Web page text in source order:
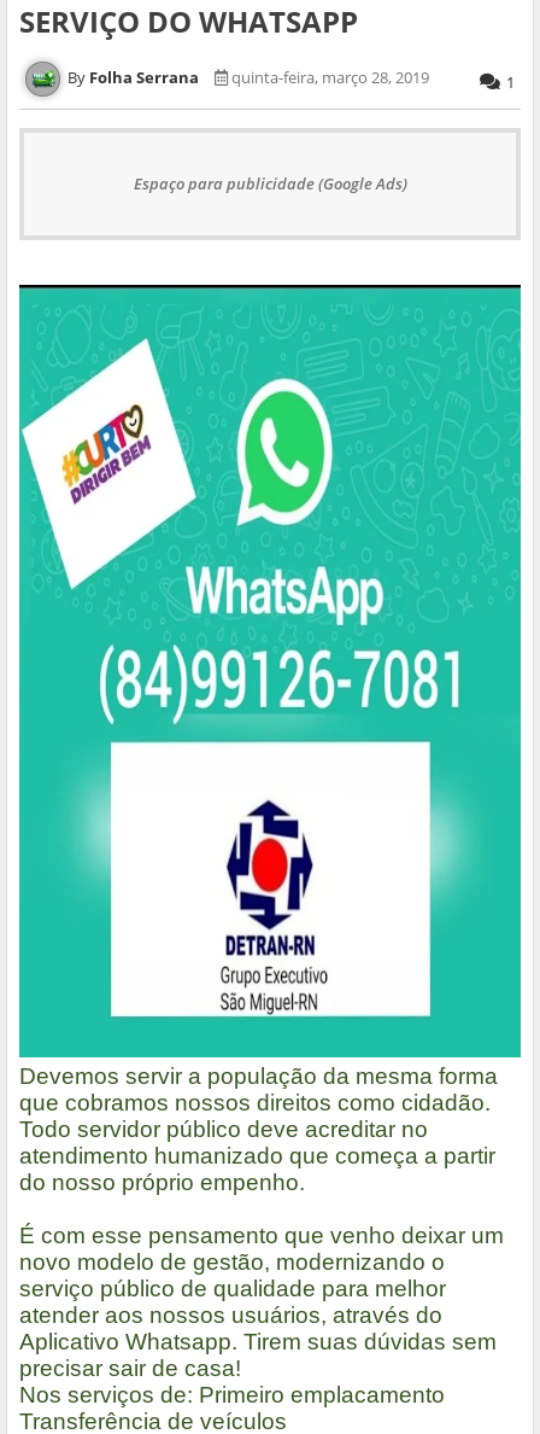
SERVIÇO DO WHATSAPP
Folha Serrana quinta-feira, março 28, 2019 1
Espaço para publicidade (Google Ads)
Devemos servir a população da mesma forma
que cobramos nossos direitos como cidadão.
Todo servidor público deve acreditar no
atendimento humanizado que começa a partir
do nosso próprio empenho.
É com esse pensamento que venho deixar um
novo modelo de gestão, modernizando o
serviço público de qualidade para melhor
atender aos nossos usuários, através do
Aplicativo Whatsapp. Tirem suas dúvidas sem
precisar sair de casa!
Nos serviços de: Primeiro emplacamento
Transferência de veículos